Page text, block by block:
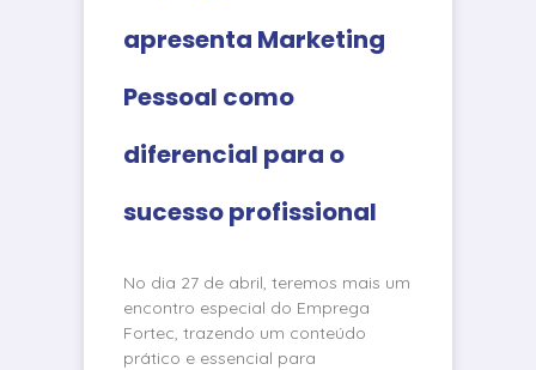
apresenta Marketing
Pessoal como
diferencial para o
sucesso profissional
No dia 27 de abril, teremos mais um
encontro especial do Emprega
Fortec, trazendo um conteúdo
prático e essencial para